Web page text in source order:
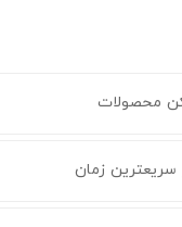
محصولات
سریعترین زمان